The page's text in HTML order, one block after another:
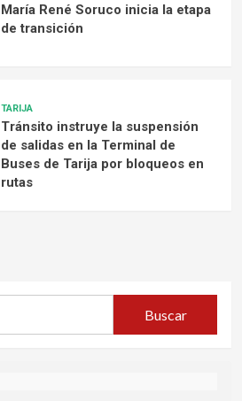
María René Soruco inicia la etapa
de transición
TARIJA
Tránsito instruye la suspensión
de salidas en la Terminal de
Buses de Tarija por bloqueos en
rutas
Buscar